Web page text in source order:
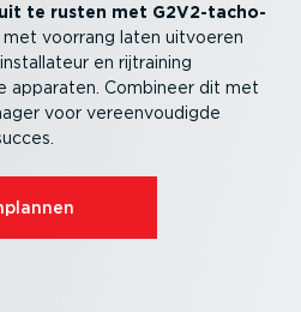
te rusten met G2V2-tacho­
met voorrang laten uitvoeren
en rijtraining
apparaten. Combineer dit met
voor vereen­vou­digde